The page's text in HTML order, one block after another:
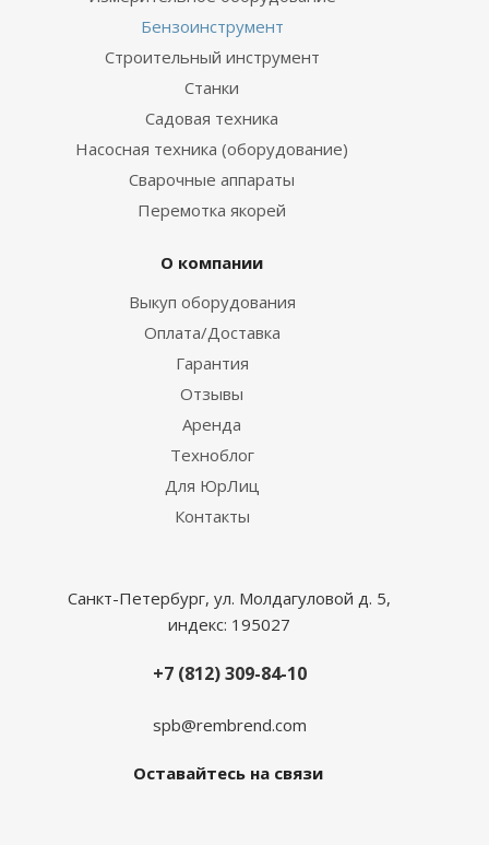
Бензоинструмент
Строительный инструмент
Станки
Садовая техника
Насосная техника (оборудование)
Сварочные аппараты
Перемотка якорей
О компании
Выкуп оборудования
Оплата/Доставка
Гарантия
Отзывы
Аренда
Техноблог
Для ЮрЛиц
Контакты
Санкт-Петербург, ул. Молдагуловой д. 5,
индекс: 195027
+7 (812) 309-84-10
spb@rembrend.com
Оставайтесь на связи